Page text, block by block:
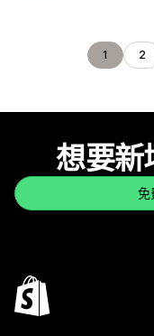
1 2
想要新
免